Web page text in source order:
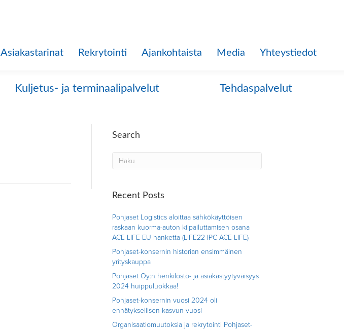
Asiakastarinat Rekrytointi Ajankohtaista Media Yhteystiedot
Kuljetus- ja terminaalipalvelut Tehdaspalvelut
Search
Recent Posts
Pohjaset Logistics aloittaa sähkökäyttöisen
raskaan kuorma-auton kilpailuttamisen osana
ACE LIFE EU-hanketta (LIFE22-IPC-ACE LIFE)
Pohjaset-konsernin historian ensimmäinen
yrityskauppa
Pohjaset Oy:n henkilöstö- ja asiakastyytyväisyys
2024 huippuluokkaa!
Pohjaset-konsernin vuosi 2024 oli
ennätyksellisen kasvun vuosi
Organisaatiomuutoksia ja rekrytointi Pohjaset-